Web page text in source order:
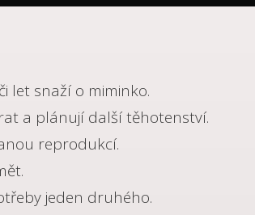
let snaží o miminko.
a plánují další těhotenství.
reprodukcí.
jeden druhého.